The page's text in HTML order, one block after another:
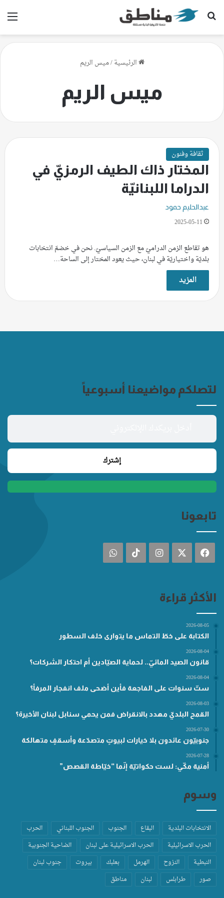
بحث عن
الرئيسية/ميس الريم
ميس الريم
ثقافة وفنون
المختار ذاك الطيف الرمزيّ في
الدراما اللبنانيّة
عبدالحليم حمود
2025-05-11
هو تقاطع الزمن الدراميّ مع الزمن السياسيّ. نحن في خضمّ انتخابات
بلديّة واختياريّة في لبنان، حيث يعود المختار إلى الساحة…
المزيد
لتصلكم مواضيعنا أسبوعياً
تابعونا
فيسبوك انستقرام ‫TikTokواتساب
الأكثر قراءة
2026-08-05
الكتابة على خطّ التماس ما يتوارى خلف السطور
2026-08-04
قانون الصيد المائيّ.. لحماية الصيّادين أم احتكار الشركات؟
2026-08-04
ستّ سنوات على الفاجعة فأين أضحى ملف انفجار المرفأ؟
2026-08-03
القمح البلديّ مهدد بالانقراض فمن يحمي سنابل لبنان الأخيرة؟
2026-07-30
جنوبيّون عائدون بلا خيارات لبيوتٍ متصدّعة وأسقفٍ متهالكة
2026-07-28
أمنية مكّي: لست حكواتيّة إنّما “خيّاطة القصص”
وسوم
الانتخابات البلدية البقاع الجنوب الجنوب اللبناني
الحرب
الحرب الاسرائيلية
الحرب الاسرائيلية على لبنان
الضاحية الجنوبية
النبطية
النزوح الهرمل بعلبك بيروت
جنوب لبنان
صور
طرابلس لبنان مناطق